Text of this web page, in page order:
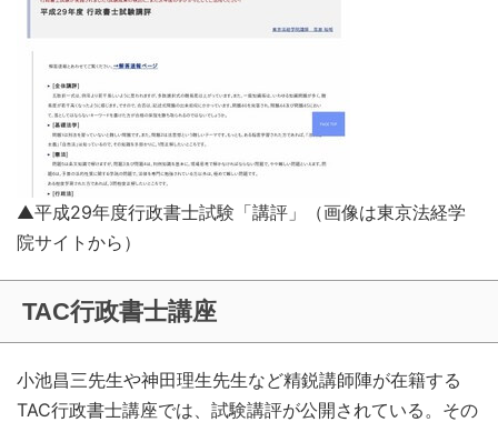
▲平成29年度行政書士試験「講評」（画像は東京法経学
院サイトから）
TAC行政書士講座
小池昌三先生や神田理生先生など精鋭講師陣が在籍する
TAC行政書士講座では、試験講評が公開されている。その